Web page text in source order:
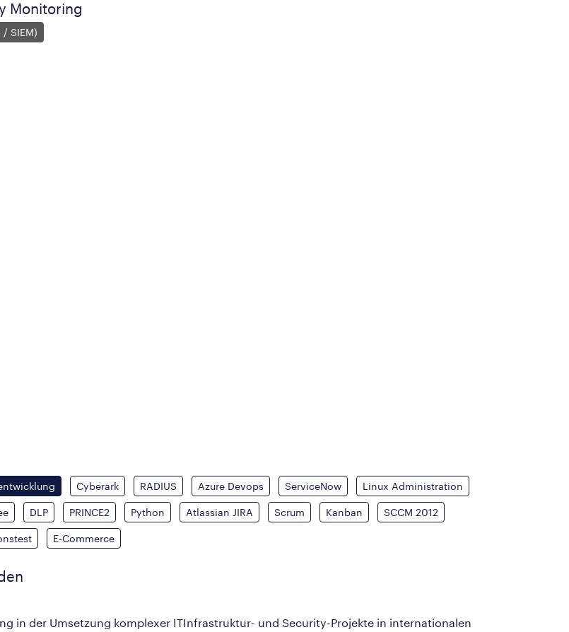
Monitoring
SIEM)
Cyberark RADIUS Azure Devops ServiceNow Linux Administration
DLP PRINCE2 Python Atlassian JIRA Scrum Kanban SCCM 2012
E-Commerce
in der Umsetzung komplexer ITInfrastruktur- und Security-Projekte in internationalen